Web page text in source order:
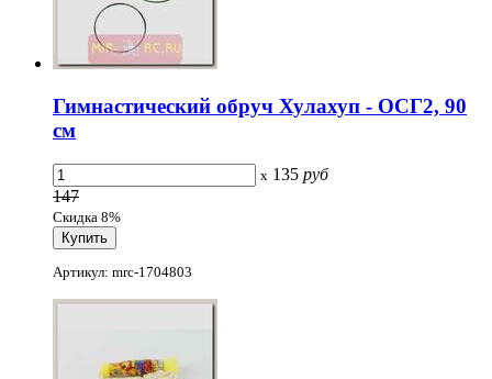
Гимнастический обруч Хулахуп - ОСГ2, 90
см
x 135 руб
147
Скидка 8%
Артикул: mrc-1704803